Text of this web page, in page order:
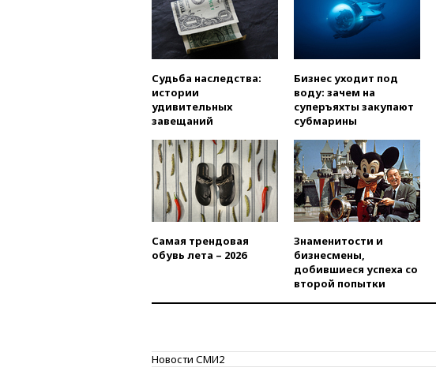
Судьба наследства:
истории
удивительных
завещаний
Бизнес уходит под
воду: зачем на
суперъяхты закупают
субмарины
Самая трендовая
обувь лета – 2026
Знаменитости и
бизнесмены,
добившиеся успеха со
второй попытки
Новости СМИ2